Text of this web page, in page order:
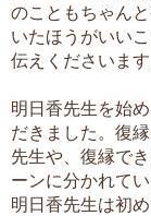
のこともちゃん
いたほうがいい
伝えくださいます
明日香先生を始
だきました。復
先生や、復縁で
ーンに分かれてい
明日香先生は初